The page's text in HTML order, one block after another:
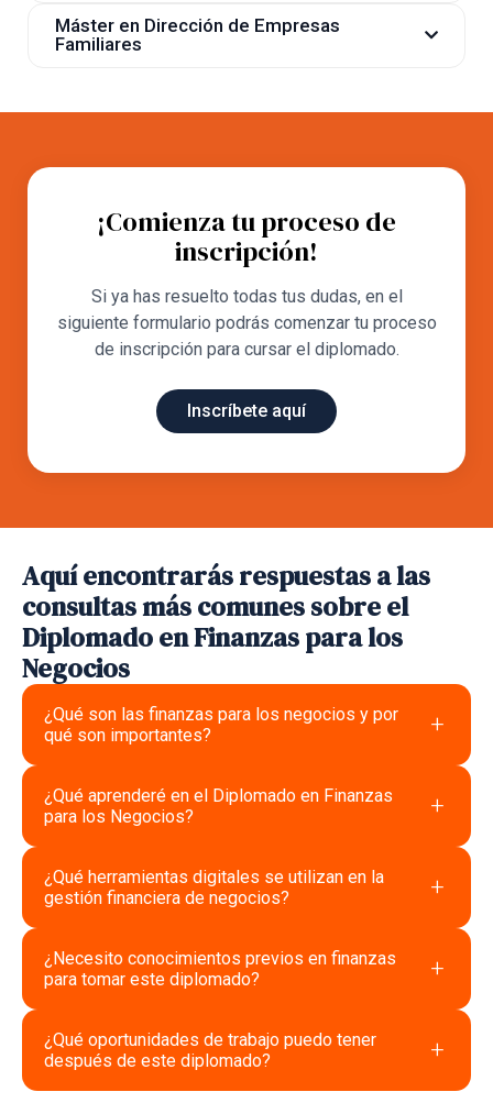
Diplomado en Emprendimiento y Desarrollo de
Máster en Dirección de Empresas
Familiares
¡Comienza tu proceso de
inscripción!
Si ya has resuelto todas tus dudas, en el
siguiente formulario podrás comenzar tu proceso
de inscripción para cursar el diplomado.
Inscríbete aquí
Aquí encontrarás respuestas a las
consultas más comunes sobre el
Diplomado en Finanzas para los
Negocios
¿Qué son las finanzas para los negocios y por
qué son importantes?
+
¿Qué aprenderé en el Diplomado en Finanzas
para los Negocios?
+
¿Qué herramientas digitales se utilizan en la
gestión financiera de negocios?
+
¿Necesito conocimientos previos en finanzas
para tomar este diplomado?
+
¿Qué oportunidades de trabajo puedo tener
después de este diplomado?
+